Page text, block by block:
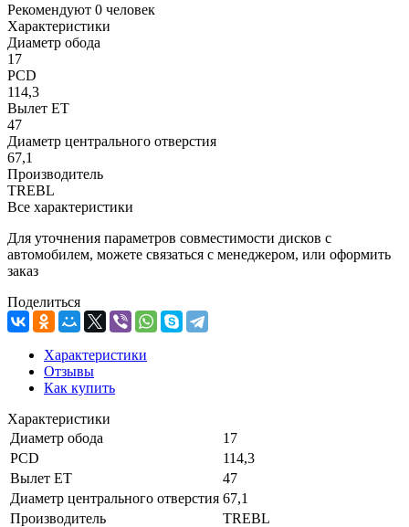
Рекомендуют 0 человек
Характеристики
Диаметр обода
17
PCD
114,3
Вылет ET
47
Диаметр центрального отверстия
67,1
Производитель
TREBL
Все характеристики
Для уточнения параметров совместимости дисков с
автомобилем, можете связаться с менеджером, или оформить
заказ
Поделиться
Характеристики
Отзывы
Как купить
Характеристики
Диаметр обода
17
PCD
114,3
Вылет ET
47
Диаметр центрального отверстия 67,1
Производитель
TREBL